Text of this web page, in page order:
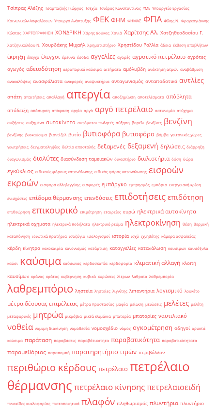
Τσίπρας Αλέξης Τσαμπαζλής Γιώργος Τσεχία Τσιάρας Κωνσταντίνος ΥΜΕ Υπουργείο Εργασίας
Κοινωνικών Ασφαλίσεων Υπουργό Ανάπτυξης ΦΕΚ ΦΗΜ ΦΗΜΑΣ ΦΠΑ Φίλης Ν. Φραγκογιάννης
Κώστας ΧΑΡΤΟΓΡΑΦΗΣΗ ΧΟΝΔΡΙΚΗ Χάρης Δούκας Χανιά Χαρίτσης Αλ. Χατζηθεοδοσίου Γ.
Χατζηνικολάου Ν. Χουρδάκης Μιχαήλ Χρηματιστήριο Χρηστίδου Ραλλία άδεια έκθεση αποβλήτων
έκρηξη έλεγχο έλεγχοι έρευνα έσοδα αγγελίες αγορές αγροτικό πετρέλαιο αγρότες
αγωγός αδειοδότηση αεροπορικά καύσιμα αιτήματα αμόλυβδη ανάκτηση ατμών αναβάθμιση
ανακαλύψεις ανασφάλιστα αναφορές αναψυκτήρια ανταγωνισμός ανταποδοτικά αντλίες
απάτη απαιτήσεις απαλλαγή απεργία αποζημίωση αποτελέσματα απόβλητα
απόδειξη απόσυρση απόφαση αργία αργό αργό πετρέλαιο αστυνομία ατύχημα
αυξήσεις αυξημένα αυτοκίνητα αυτόματοι πωλητές αύξηση βαρέλι βενζίνες βενζίνη
βενζίνης βιοκαύσιμα βιοντίζελ βυτίο βυτιοφόρα βυτιοφόρο βόμβα γειτονικές χώρες
γεωτρήσεις δειγματοληψίες δελτίο αποστολής δεξαμενές δεξαμενή δηλώσεις διάρρηξη
διαγωνισμός διαλύτες διασύνδεση ταμειακών δικαστήριο διυλιστήρια δόση δώρα
εγκύκλιος ειδικούς φόρους κατανάλωσης ειδικός φόρος κατανάλωσης εισροών
εκροών εισφορά αλληλεγγύης εισφορές εμπάργκο εμπρησμός εμπόριο ενεργειακή κρίση
ενισχύσεις επίδομα θέρμανσης επενδύσεις επιδοτήσεις επιδότηση
επιθεώρηση επικουρικό επιμέτρηση εταιρείες ευρώ ηλεκτρικά αυτοκίνητα
ηλεκτρικά οχήματα ηλεκτρικά ποδήλατα ηλεκτρικό ρεύμα ηλεκτροκίνηση θέση θερμική
καταπόνηση ιδιωτικά πρατήρια ισοζύγιο ισολογισμοί ιστορία ισχύ ιχνηθέτης κάμερα ασφαλείας
κέρδη κίνητρα κακοκαιρία κανονισμός κατάρτιση καταγγελίες κατανάλωση καυσίμων καυσόξυλα
καύσι καύσιμα καύσωνας κερδοσκοπία κερδοφορία κλιματική αλλαγή κλοπή
καυσίμων κράνος κράτος κυβέρνηση κυβικά κυρώσεις λίτρων λαθραία λαθρεμπορία
λαθρεμπόριο ληστεία ληστείες λιγνίτης λιπαντήρια λογισμικό λουκέτο
μέτρα δέουσας επιμέλειας μέτρα προστασίας μαφία μείωση μειώσεις μελέτες μελέτη
μεταφορικές μητρώα μικρόβια μικτά κλιμάκια μπαταρία μπαταρίες ναυτιλιακό
νοθεία νομιμη διακίνηση νομοθεσία νομοσχέδιο νόμος ογκομέτρηση οδηγοί ορυκτά
καύσιμα παράταση παραβάσεις παραβάτικότητα παραβατικότητα παραβατικότητατα
παραμεθόριος παραπομπή παρατηρητήριο τιμών περιβάλλον
περιθώριο κέρδους πετρέλαιο πετρέλαιο
θέρμανσης πετρέλαιο κίνησηςπετρελαιοειδή
πινακίδες κυκλοφορίας πιστοποιητικά πλαφόν πληθωρισμός πλυντήρια πλυντήριο